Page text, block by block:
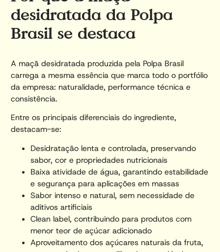
desidratada da Polpa
Brasil se destaca
A maçã desidratada produzida pela Polpa Brasil
carrega a mesma essência que marca todo o portfólio
da empresa: naturalidade, performance técnica e
consistência.
Entre os principais diferenciais do ingrediente,
destacam-se:
Desidratação lenta e controlada, preservando
sabor, cor e propriedades nutricionais
Baixa atividade de água, garantindo estabilidade
e segurança para aplicações em massas
Sabor intenso e natural, sem necessidade de
aditivos artificiais
Clean label, contribuindo para produtos com
menor teor de açúcar adicionado
Aproveitamento dos açúcares naturais da fruta,